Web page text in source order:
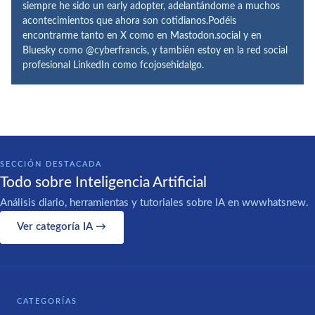
siempre he sido un early adopter, adelantándome a muchos
acontecimientos que ahora son cotidianos.Podéis
encontrarme tanto en X como en Mastodon.social y en
Bluesky como @cyberfrancis, y también estoy en la red social
profesional LinkedIn como fcojosehidalgo.
SECCIÓN DESTACADA
Todo sobre Inteligencia Artificial
Análisis diario, herramientas y tutoriales sobre IA en wwwhatsnew.
Ver categoría IA →
CATEGORÍAS